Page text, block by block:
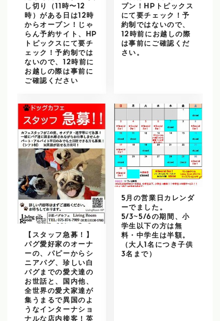
し切り（11時〜12
時）がある日は12時
からオープン！じゃ
らん予約サイト、HP
トピックスにて要チ
ェック！予約制では
ないので、12時前に
お越しの際は事前に
ご確認ください
プン！HPトピックス
にて要チェック！予
約制ではないので、
12時前にお越しの際
は事前にご確認くだ
さい。
【スタッフ急募！】
パグ愛好家のオーナ
ーの、パピーからシ
ニアパグ、珍しい白
パグまでの愛犬達の
お世話と、国内他、
全世界の愛犬家達が
集うまるで異国のよ
うなインターナショ
ナルな店内接客！英
5月の営業日カレンダ
ーでました。
5/3~5/6の期間、小
学生以下の方は無
料・中学生は半額。
（大人1名につき子供
3名まで）